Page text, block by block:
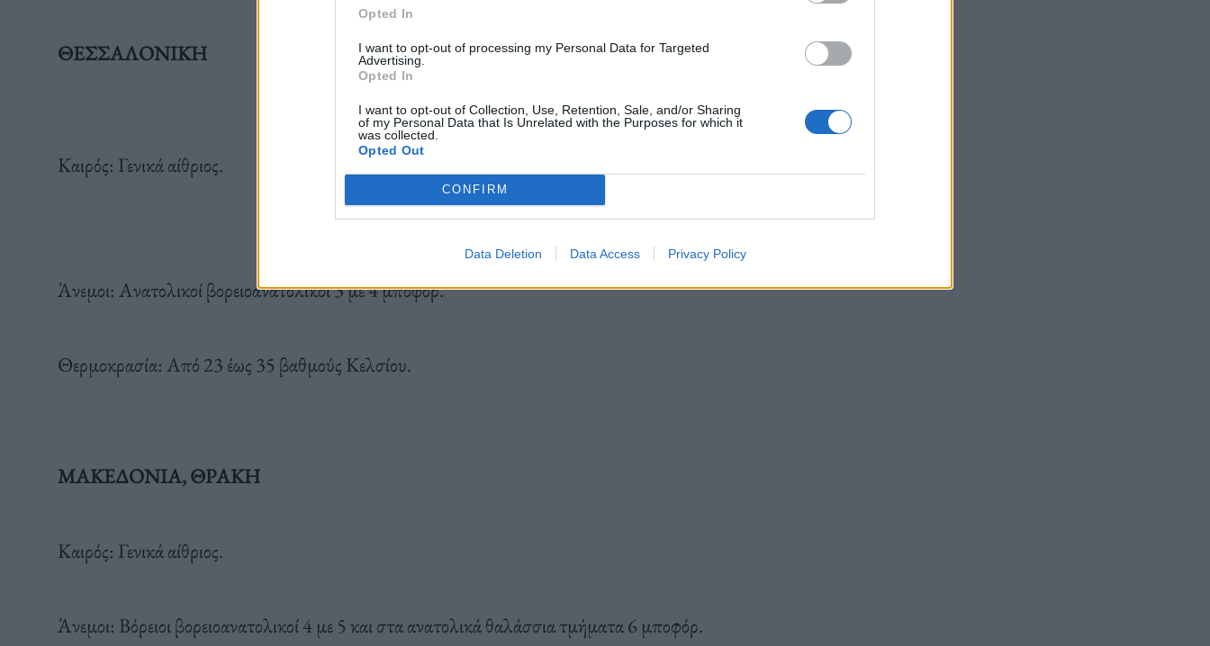
Opted In
I want to opt-out of processing my Personal Data for Targeted
Advertising.
Opted In
I want to opt-out of Collection, Use, Retention, Sale, and/or Sharing
of my Personal Data that Is Unrelated with the Purposes for which it
was collected.
Opted Out
CONFIRM
Data Deletion Data Access Privacy Policy
ΘΕΣΣΑΛΟΝΙΚΗ
Καιρός: Γενικά αίθριος.
Άνεμοι: Ανατολικοί βορειοανατολικοί 3 με 4 μποφόρ.
Θερμοκρασία: Από 23 έως 35 βαθμούς Κελσίου.
ΜΑΚΕΔΟΝΙΑ, ΘΡΑΚΗ
Καιρός: Γενικά αίθριος.
Άνεμοι: Βόρειοι βορειοανατολικοί 4 με 5 και στα ανατολικά θαλάσσια τμήματα 6 μποφόρ.